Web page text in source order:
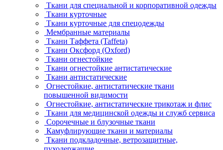
Ткани для специальной и корпоративной одежды
Ткани курточные
Ткани курточные для спецодежды
Мембранные материалы
Ткани Таффета (Taffeta)
Ткани Оксфорд (Oxford)
Ткани огнестойкие
Ткани огнестойкие антистатические
Ткани антистатические
Огнестойкие, антистатические ткани
повышенной видимости
Огнестойкие, антистатические трикотаж и флис
Ткани для медицинской одежды и служб сервиса
Сорочечные и блузочные ткани
Камуфлирующие ткани и материалы
Ткани подкладочные, ветрозащитные,